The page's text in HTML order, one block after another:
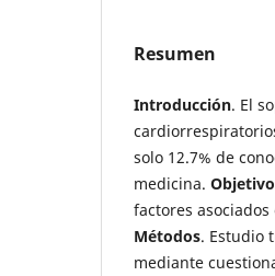
Resumen
Introducción. El
solo 12.7% de
medicina. Objetivo
factores
Métodos. Estudio
mediante